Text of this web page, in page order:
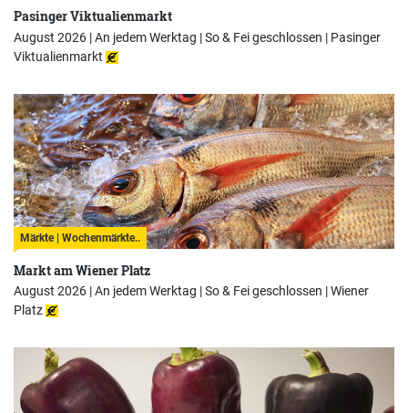
Pasinger Viktualienmarkt
August 2026 | An jedem Werktag | So & Fei geschlossen | Pasinger
Viktualienmarkt
Märkte | Wochenmärkte..
Markt am Wiener Platz
August 2026 | An jedem Werktag | So & Fei geschlossen |Wiener
Platz